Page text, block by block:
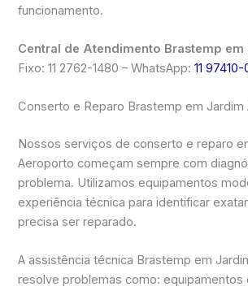
funcionamento.
Central de Atendimento Brastemp em
Fixo: 11 2762-1480 – WhatsApp:11 97410-
Conserto e Reparo Brastemp em Jardim
Nossos serviços de conserto e reparo
Aeroporto começam sempre com
problema. Utilizamos equipamentos
experiência técnica para identificar
precisa ser reparado.
A assistência técnica Brastemp em
resolve problemas como: equipamentos